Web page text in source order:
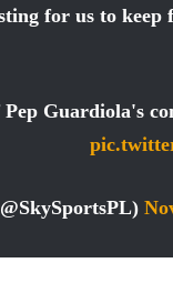
for us to keep
Pep Guardiola's